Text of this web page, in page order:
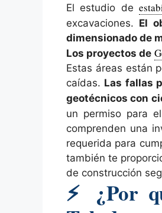
El estudio de
excavaciones. El
dimensionado de
Los proyectos de
Estas áreas están
caídas. Las fallas
geotécnicos con
un permiso para
comprenden una
requerida para
también te
de construcción
⚡ ¿Por